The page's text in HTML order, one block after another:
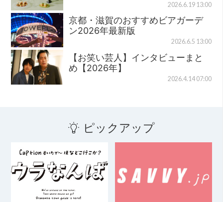
2026.6.19 13:00
京都・滋賀のおすすめビアガーデ
ン2026年最新版
2026.6.5 13:00
【お笑い芸人】インタビューまと
め【2026年】
2026.4.14 07:00
ピックアップ